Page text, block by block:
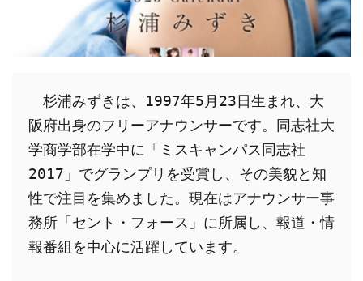
杉浦みずきは、1997年5月23日生まれ、大
阪府出身のフリーアナウンサーです。同志社大
学商学部在学中に「ミスキャンパス同志社
2017」でグランプリを受賞し、その美貌と知
性で注目を集めました。現在はアナウンサー事
務所「セント・フォース」に所属し、報道・情
報番組を中心に活躍しています。